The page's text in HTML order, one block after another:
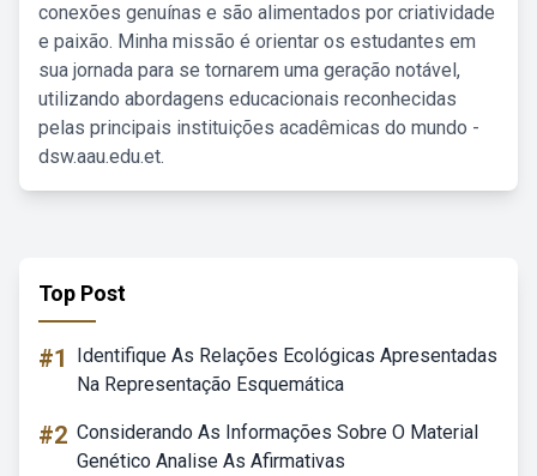
conexões genuínas e são alimentados por criatividade
e paixão. Minha missão é orientar os estudantes em
sua jornada para se tornarem uma geração notável,
utilizando abordagens educacionais reconhecidas
pelas principais instituições acadêmicas do mundo -
dsw.aau.edu.et.
Top Post
#1
Identifique As Relações Ecológicas Apresentadas
Na Representação Esquemática
#2 Considerando As Informações Sobre O Material
Genético Analise As Afirmativas